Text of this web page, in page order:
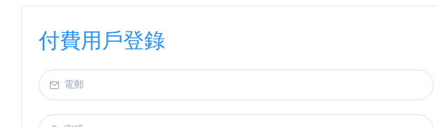
付費用戶登錄